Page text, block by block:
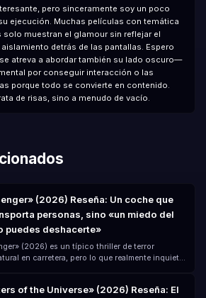
pero sinceramente soy un poco
ejecución. Muchas películas con temática
solo muestran el glamour sin reflejar el
detrás de las pantallas. Espero
atreva a abordar también su lado oscuro—
por conseguir interacción o las
porque todo se convierte en contenido.
de risas, sino a menudo de vacío.
(2026) Reseña: Un coche que
personas, sino «un miedo del
puedes deshacerte»
(2026) es un típico thriller de terror
en carretera, pero lo que realmente inquieta
coche contigo». Dirigida por André Øvredal y
of the Universe» (2026) Reseña: El